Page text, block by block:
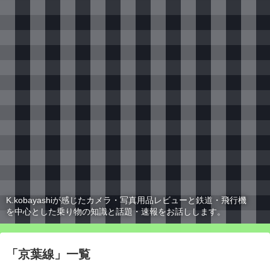
K.kobayashiが感じたカメラ・写真用品レビューと鉄道・飛行機
を中心とした乗り物の知識と話題・速報をお話しします。
「 京葉線 」 一覧